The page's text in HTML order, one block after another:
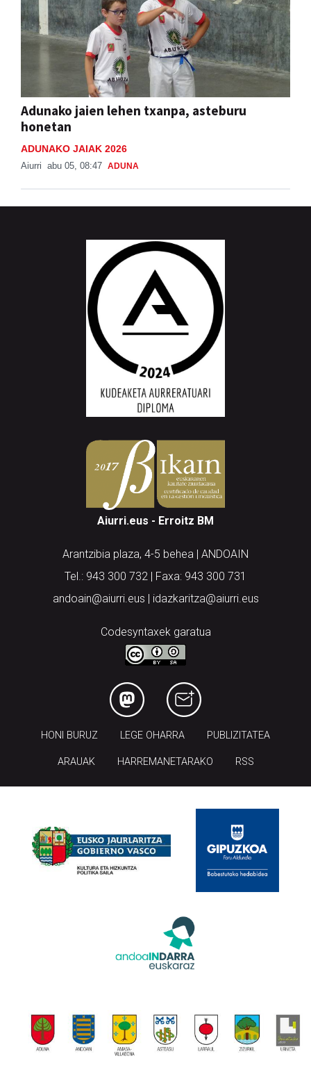
Adunako jaien lehen txanpa, asteburu
honetan
ADUNAKO JAIAK 2026
Aiurri abu 05, 08:47 ADUNA
Aiurri.eus - Erroitz BM
Arantzibia plaza, 4-5 behea | ANDOAIN
Tel.: 943 300 732 | Faxa: 943 300 731
andoain@aiurri.eus | idazkaritza@aiurri.eus
Codesyntaxek garatua
HONI BURUZ LEGE OHARRA PUBLIZITATEA
ARAUAK HARREMANETARAKO RSS